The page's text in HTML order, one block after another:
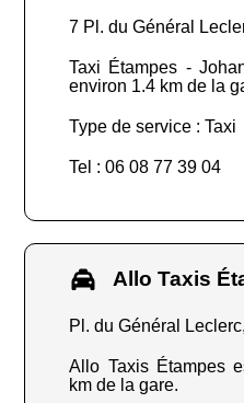
7 Pl. du Général
Taxi Étampes -
environ 1.4 km de la
Type de service : Taxi
Tel : 06 08 77 39 04
Allo Taxis
Pl. du Général
Allo Taxis Étampes
km de la gare.